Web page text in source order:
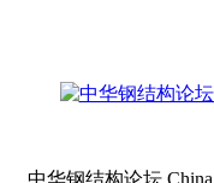
中华钢结构论坛